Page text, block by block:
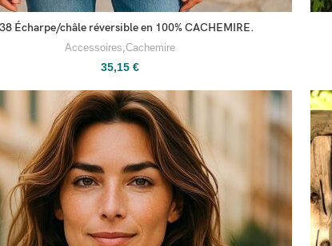
Écharpe/châle réversible en 100% CACHEMIRE.
Accessoires,Cachemire
35,15€